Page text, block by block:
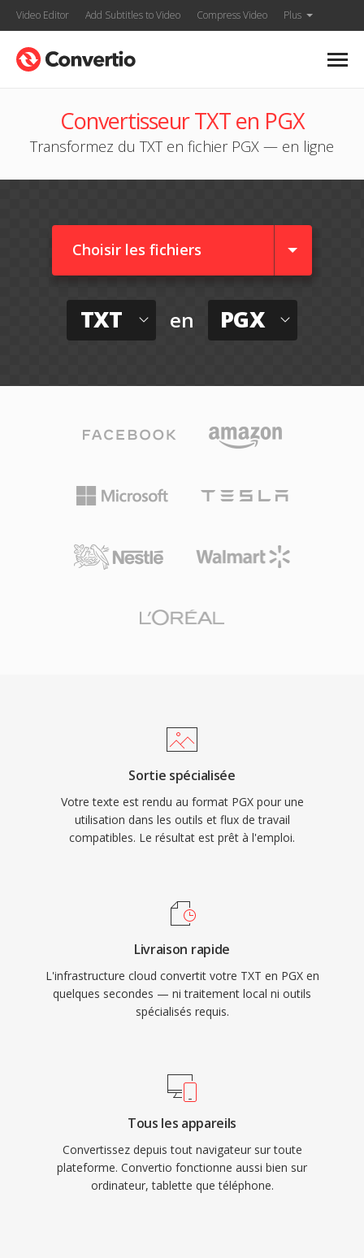
Video Editor Add Subtitles to Video Compress Video Plus
Convertisseur TXT en PGX
Transformez du TXT en fichier PGX — en ligne
Choisir les fichiers
TXT en PGX
Sortie spécialisée
Votre texte est rendu au format PGX pour une
utilisation dans les outils et flux de travail
compatibles. Le résultat est prêt à l'emploi.
Livraison rapide
L'infrastructure cloud convertit votre TXT en PGX en
quelques secondes — ni traitement local ni outils
spécialisés requis.
Tous les appareils
Convertissez depuis tout navigateur sur toute
plateforme. Convertio fonctionne aussi bien sur
ordinateur, tablette que téléphone.